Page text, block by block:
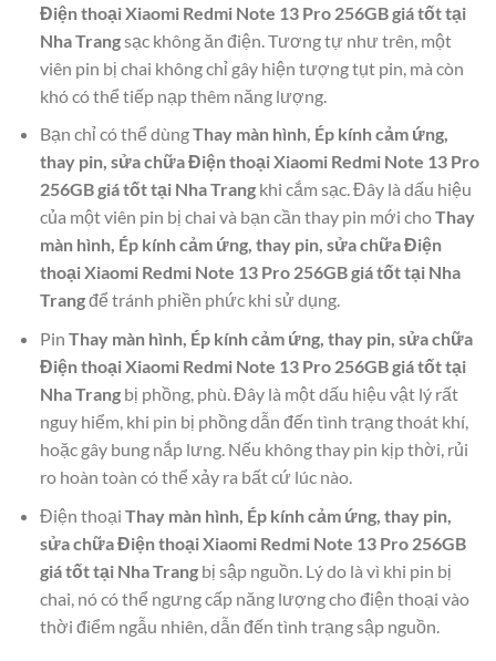
Điện thoại Xiaomi Redmi Note 13 Pro 256GB giá tốt tại
Nha Trangsạc không ăn điện. Tương tự như trên, một
viên pin bị chai không chỉ gây hiện tượng tụt pin, mà còn
khó có thể tiếp nạp thêm năng lượng.
Bạn chỉ có thể dùngThay màn hình, Ép kính cảm ứng,
thay pin, sửa chữa Điện thoại Xiaomi Redmi Note 13 Pro
256GB giá tốt tại Nha Trangkhi cắm sạc. Đây là dấu hiệu
của một viên pin bị chai và bạn cần thay pin mới choThay
màn hình, Ép kính cảm ứng, thay pin, sửa chữa Điện
thoại Xiaomi Redmi Note 13 Pro 256GB giá tốt tại Nha
Trangđể tránh phiền phức khi sử dụng.
Pin Thay màn hình, Ép kính cảm ứng, thay pin, sửa chữa
Điện thoại Xiaomi Redmi Note 13 Pro 256GB giá tốt tại
Nha Trangbị phồng, phù. Đây là một dấu hiệu vật lý rất
nguy hiểm, khi pin bị phồng dẫn đến tình trạng thoát khí,
hoặc gây bung nắp lưng. Nếu không thay pin kịp thời, rủi
ro hoàn toàn có thể xảy ra bất cứ lúc nào.
Điện thoại Thay màn hình, Ép kính cảm ứng, thay pin,
sửa chữa Điện thoại Xiaomi Redmi Note 13 Pro 256GB
giá tốt tại Nha Trangbị sập nguồn. Lý do là vì khi pin bị
chai, nó có thể ngưng cấp năng lượng cho điện thoại vào
thời điểm ngẫu nhiên, dẫn đến tình trạng sập nguồn.